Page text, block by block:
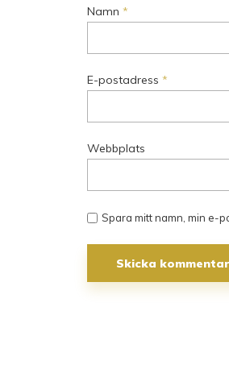
Namn *
E-postadress *
Webbplats
Spara mitt namn, min e-